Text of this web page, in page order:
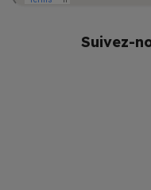
Suivez-